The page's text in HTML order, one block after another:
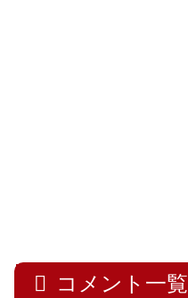
コメント一覧